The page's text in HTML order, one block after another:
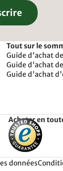
Tout sur le
Guide d'achat
Guide d'achat
Guide d'achat
Acheter en
données